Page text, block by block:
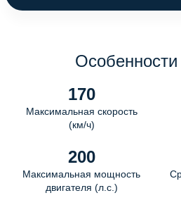
170
Максимальная скорость
(км/ч)
200
Максимальная мощность
двигателя (л.с.)